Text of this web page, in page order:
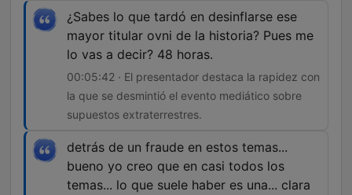
¿Sabes lo que tardó en desinflarse ese
mayor titular ovni de la historia? Pues me
lo vas a decir? 48 horas.
00:05:42 · El presentador destaca la rapidez con
la que se desmintió el evento mediático sobre
supuestos extraterrestres.
detrás de un fraude en estos temas...
bueno yo creo que en casi todos los
temas... lo que suele haber es una... clara